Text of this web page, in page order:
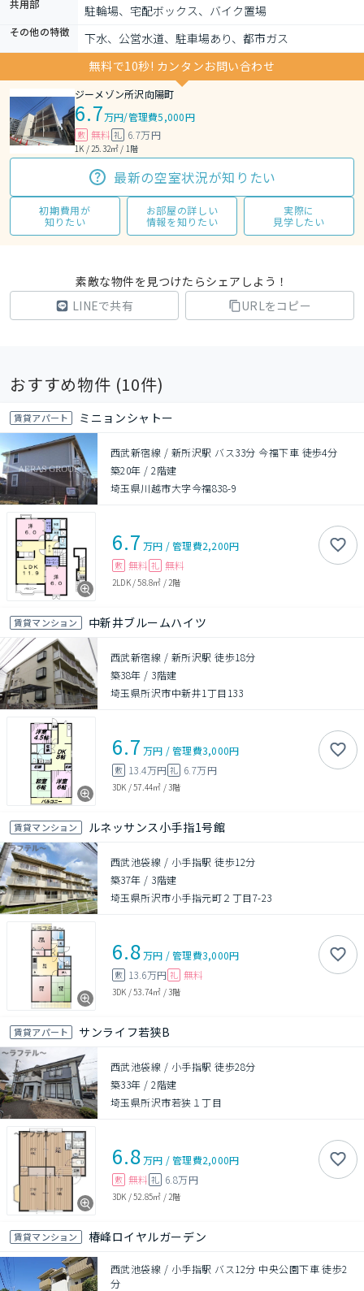
共用部 駐輪場、宅配ボックス、バイク置場
その他の特徴
下水、公営水道、駐車場あり、都市ガス
無料で10秒! カンタンお問い合わせ
ジーメゾン所沢向陽町
6.7万円/管理費5,000円
敷 無料 礼 6.7万円
1K / 25.32㎡ / 1階
最新の空室状況が知りたい
初期費用が
知りたい
お部屋の詳しい
情報を知りたい
実際に
見学したい
素敵な物件を見つけたらシェアしよう！
LINEで共有
URLをコピー
おすすめ物件 (10件)
賃貸アパート ミニョンシャトー
西武新宿線 / 新所沢駅 バス33分 今福下車 徒歩4分
築20年 /2階建
埼玉県川越市大字今福838-9
6.7 万円 /管理費2,200円
敷 無料 礼 無料
2LDK/58.8㎡ / 2階
賃貸マンション 中新井ブルームハイツ
西武新宿線 / 新所沢駅 徒歩18分
築38年 / 3階建
埼玉県所沢市中新井1丁目133
6.7 万円 /管理費3,000円
敷 13.4万円 礼 6.7万円
3DK /57.44㎡ /3階
賃貸マンション ルネッサンス小手指1号館
西武池袋線 / 小手指駅 徒歩12分
築37年 / 3階建
埼玉県所沢市小手指元町２丁目7-23
6.8万円 /管理費3,000円
敷 13.6万円 礼 無料
3DK /53.74㎡ /3階
賃貸アパート サンライフ若狭B
西武池袋線 / 小手指駅 徒歩28分
築33年 /2階建
埼玉県所沢市若狭１丁目
6.8万円 /管理費2,000円
敷 無料 礼 6.8万円
3DK /52.85㎡ / 2階
賃貸マンション 椿峰ロイヤルガーデン
西武池袋線 / 小手指駅 バス12分 中央公園下車 徒歩2
分